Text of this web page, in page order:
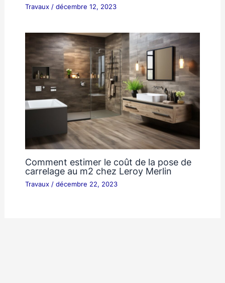
Travaux/ décembre 12, 2023
Comment estimer le coût de la pose de
carrelage au m2 chez Leroy Merlin
Travaux/ décembre 22, 2023